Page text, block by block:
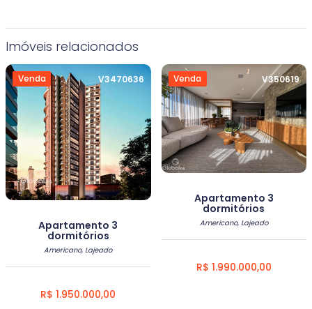
Imóveis relacionados
Venda V3470636
Apartamento 3
dormitórios
Americano, Lajeado
R$ 1.950.000,00
Venda V350619
Apartamento 3
dormitórios
Americano, Lajeado
R$ 1.990.000,00